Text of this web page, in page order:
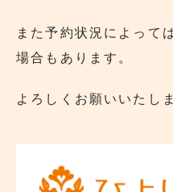
また予約状況によって
場合もあります。
よろしくお願いいたし